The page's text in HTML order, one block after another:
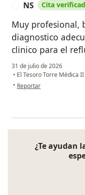
NS Cita
Muy profesional,
diagnostico
clinico para el
31 de julio de 2026
• El Tesoro Torre Médica
• en opinión del usuario NS
Reportar
¿Te ayudan